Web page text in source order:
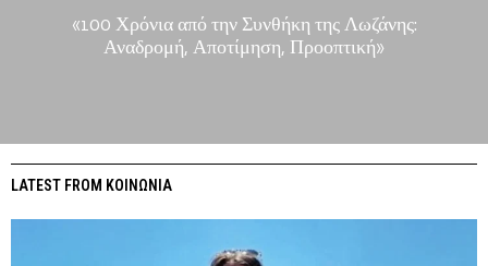
«100 Χρόνια από την Συνθήκη της Λωζάνης:
Αναδρομή, Αποτίμηση, Προοπτική»
LATEST FROM ΚΟΙΝΩΝΙΑ